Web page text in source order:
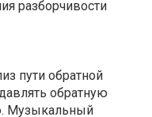
разборчивости
пути обратной
обратную
Музыкальный